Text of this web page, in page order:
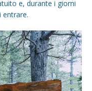
e, durante i giorni
entrare.